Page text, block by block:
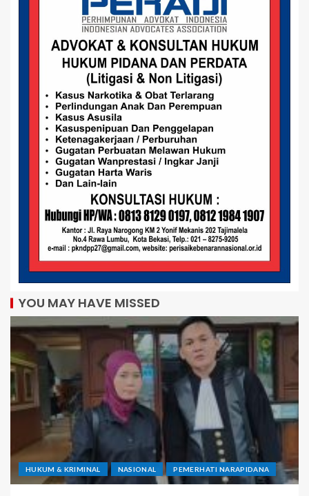
YOU MAY HAVE MISSED
HUKUM & KRIMINAL NASIONAL PEMERHATI NARAPIDANA